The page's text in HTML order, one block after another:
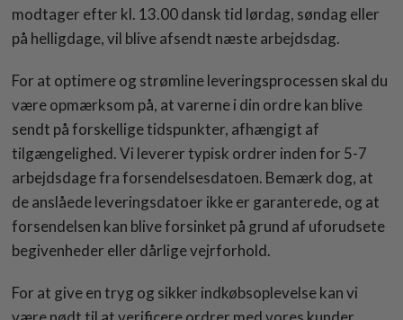
modtager efter kl. 13.00 dansk tid lørdag, søndag eller
på helligdage, vil blive afsendt næste arbejdsdag.
For at optimere og strømline leveringsprocessen skal du
være opmærksom på, at varerne i din ordre kan blive
sendt på forskellige tidspunkter, afhængigt af
tilgængelighed. Vi leverer typisk ordrer inden for 5-7
arbejdsdage fra forsendelsesdatoen. Bemærk dog, at
de anslåede leveringsdatoer ikke er garanterede, og at
forsendelsen kan blive forsinket på grund af uforudsete
begivenheder eller dårlige vejrforhold.
For at give en tryg og sikker indkøbsoplevelse kan vi